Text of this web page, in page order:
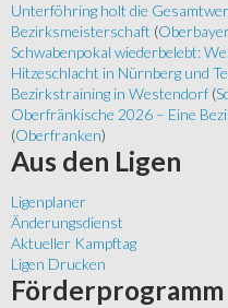
Unterföhring holt die
Bezirksmeisterschaft (
Schwabenpokal wiederbelebt:
Hitzeschlacht in Nürnberg und
Bezirkstraining in Westendorf (
Oberfränkische 2026 – Eine
(Oberfranken)
Aus den Ligen
Ligenplaner
Änderungsdienst
Aktueller Kampftag
Ligen Drucken
Förderprogramm